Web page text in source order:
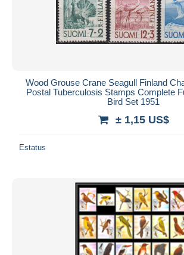
Wood Grouse Crane Seagull Finland
Postal Tuberculosis Stamps Complete
Bird Set 1951
± 1,15 US$
Estatus